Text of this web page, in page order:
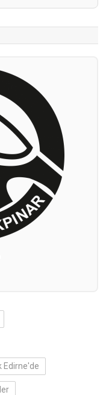
Edirne'de